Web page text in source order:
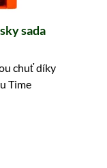
sada
chuť díky
Time